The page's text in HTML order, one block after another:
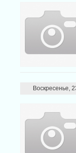
Воскресенье,